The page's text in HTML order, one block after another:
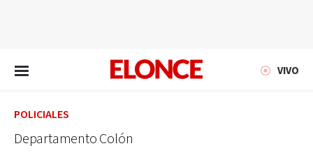
VIVO
POLICIALES
Departamento Colón